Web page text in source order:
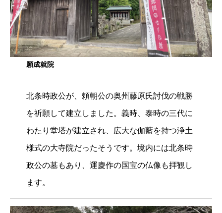
願成就院
北条時政公が、頼朝公の奥州藤原氏討伐の戦勝
を祈願して建立しました。義時、泰時の三代に
わたり堂塔が建立され、広大な伽藍を持つ浄土
様式の大寺院だったそうです。境内には北条時
政公の墓もあり、運慶作の国宝の仏像も拝観し
ます。